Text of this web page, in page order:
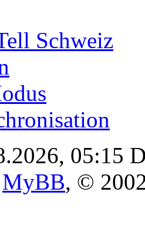
Schweiz
05:15
MyBB, ©